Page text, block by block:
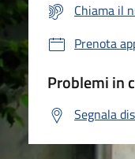
Chiama il
Prenota
Problemi in
Segnala